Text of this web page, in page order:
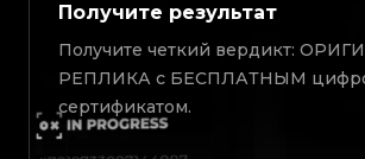
Получите результат
Получите четкий вердикт:
РЕПЛИКА с БЕСПЛАТНЫМ
сертификатом.